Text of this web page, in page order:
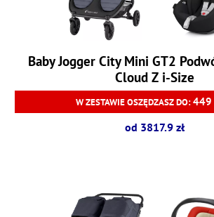
Baby Jogger City Mini GT2
Cloud Z i-Size
W ZESTAWIE OSZĘDZASZ DO:449
od 3817.9 zł